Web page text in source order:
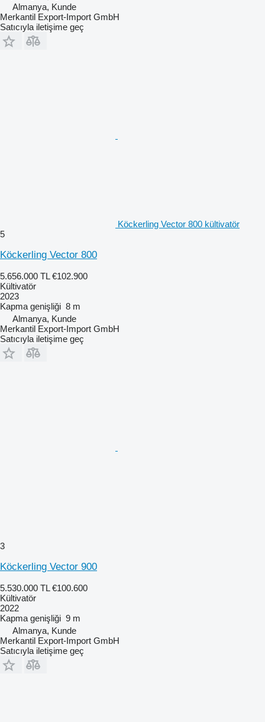
Almanya, Kunde
Merkantil Export-Import GmbH
Satıcıyla iletişime geç
Köckerling Vector 800 kültivatör
5
Köckerling Vector 800
5.656.000 TL €102.900
Kültivatör
2023
Kapma genişliği 8 m
Almanya, Kunde
Merkantil Export-Import GmbH
Satıcıyla iletişime geç
3
Köckerling Vector 900
5.530.000 TL €100.600
Kültivatör
2022
Kapma genişliği 9 m
Almanya, Kunde
Merkantil Export-Import GmbH
Satıcıyla iletişime geç